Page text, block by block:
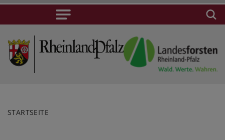
STARTSEITE